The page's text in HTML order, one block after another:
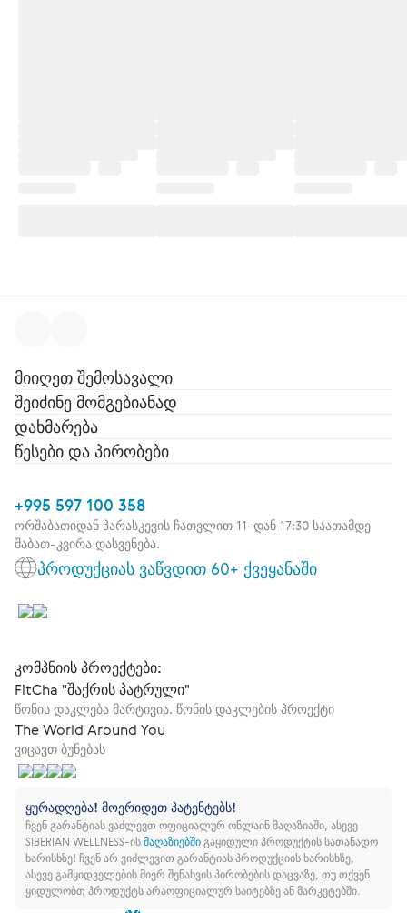
მიიღეთ შემოსავალი
შეიძინე მომგებიანად
დახმარება
წესები და პირობები
+995 597 100 358
ორშაბათიდან პარასკევის ჩათვლით 11-დან 17:30 საათამდე
შაბათ-კვირა დასვენება.
პროდუქციას ვაწვდით 60+ ქვეყანაში
კომპნიის პროექტები:
FitCha "შაქრის პატრული"
წონის დაკლება მარტივია. წონის დაკლების პროექტი
The World Around You
ვიცავთ ბუნებას
ყურადღება! მოერიდეთ პატენტებს!
ჩვენ გარანტიას ვაძლევთ ოფიციალურ ონლაინ მაღაზიაში, ასევე
SIBERIAN WELLNESS-ისმაღაზიებშიგაყიდული პროდუქტის სათანადო
ხარისხზე! ჩვენ არ ვიძლევით გარანტიას პროდუქციის ხარისხზე,
ასევე გამყიდველების მიერ შენახვის პირობების დაცვაზე, თუ თქვენ
ყიდულობთ პროდუქტს არაოფიციალურ საიტებზე ან მარკეტებში.